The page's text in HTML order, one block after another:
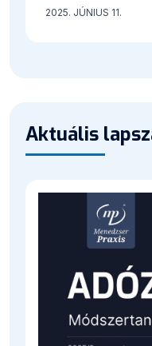
2025. JÚNIUS 11.
Aktuális